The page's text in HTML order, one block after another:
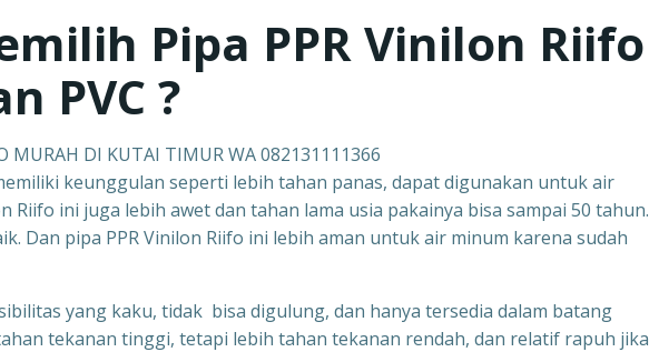
Pipa PPRVinilon Riifo
PVC ?
MURAH DI KUTAI TIMUR WA 082131111366
keunggulan seperti lebih tahan panas, dapat digunakan untuk air
Riifo ini juga lebih awet dan tahan lama usia pakainya bisa sampai 50 tahun.
Dan pipa PPR Vinilon Riifo ini lebih aman untuk air minum karena sudah
yang kaku, tidak bisa digulung, dan hanya tersedia dalam batang
tekanan tinggi, tetapi lebih tahan tekanan rendah, dan relatif rapuh jika